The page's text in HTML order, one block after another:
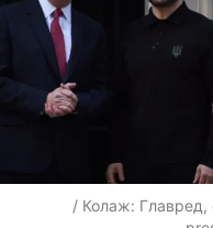
/ Колаж: Главред,